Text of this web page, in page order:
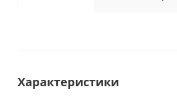
Характеристики